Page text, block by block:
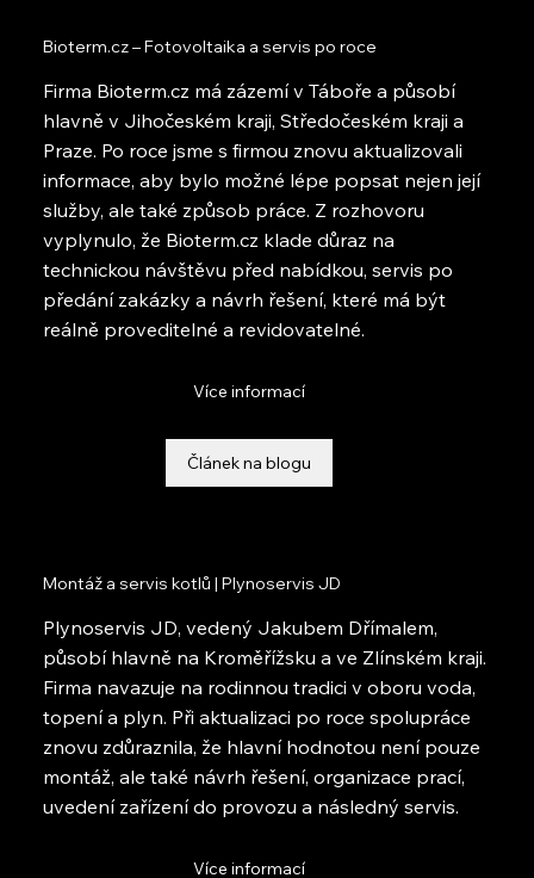
Bioterm.cz – Fotovoltaika a servis po roce
Firma Bioterm.cz má zázemí v Táboře a působí
hlavně v Jihočeském kraji, Středočeském kraji a
Praze. Po roce jsme s firmou znovu aktualizovali
informace, aby bylo možné lépe popsat nejen její
služby, ale také způsob práce. Z rozhovoru
vyplynulo, že Bioterm.cz klade důraz na
technickou návštěvu před nabídkou, servis po
předání zakázky a návrh řešení, které má být
reálně proveditelné a revidovatelné.
Více informací
Článek na blogu
Montáž a servis kotlů | Plynoservis JD
Plynoservis JD, vedený Jakubem Dřímalem,
působí hlavně na Kroměřížsku a ve Zlínském kraji.
Firma navazuje na rodinnou tradici v oboru voda,
topení a plyn. Při aktualizaci po roce spolupráce
znovu zdůraznila, že hlavní hodnotou není pouze
montáž, ale také návrh řešení, organizace prací,
uvedení zařízení do provozu a následný servis.
Více informací